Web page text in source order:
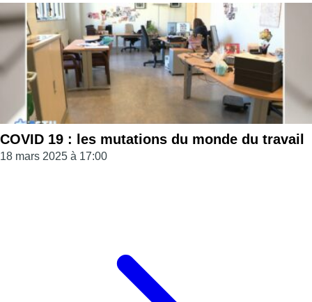
COVID 19 : les mutations du monde du travail
18 mars 2025 à 17:00